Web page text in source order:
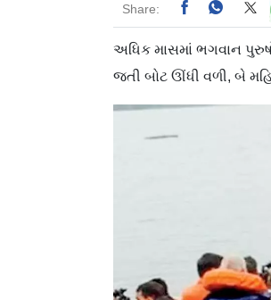
Share:
અધિક માસમાં ભગવાન
જતી બોટ ઊંધી વળી, બે